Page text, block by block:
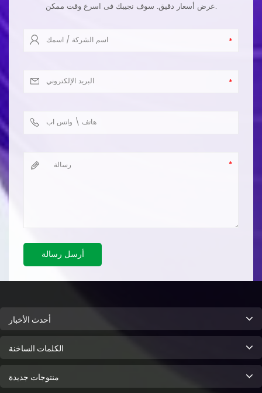
عرض أسعار دقيق. سوف نجيبك فى اسرع وقت ممكن.
أرسل رسالة
أحدث الأخبار
الكلمات الساخنة
منتوجات جديدة